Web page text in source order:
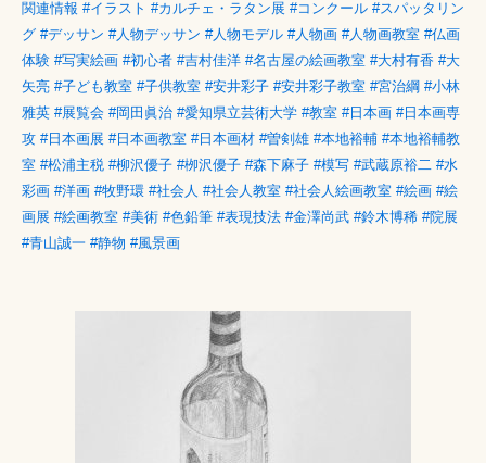
関連情報 #イラスト #カルチェ・ラタン展 #コンクール #スパッタリン
グ #デッサン #人物デッサン #人物モデル #人物画 #人物画教室 #仏画
体験 #写実絵画 #初心者 #吉村佳洋 #名古屋の絵画教室 #大村有香 #大
矢亮 #子ども教室 #子供教室 #安井彩子 #安井彩子教室 #宮治綱 #小林
雅英 #展覧会 #岡田眞治 #愛知県立芸術大学 #教室 #日本画 #日本画専
攻 #日本画展 #日本画教室 #日本画材 #曽剣雄 #本地裕輔 #本地裕輔教
室 #松浦主税 #柳沢優子 #栁沢優子 #森下麻子 #模写 #武蔵原裕二 #水
彩画 #洋画 #牧野環 #社会人 #社会人教室 #社会人絵画教室 #絵画 #絵
画展 #絵画教室 #美術 #色鉛筆 #表現技法 #金澤尚武 #鈴木博稀 #院展
#青山誠一 #静物 #風景画